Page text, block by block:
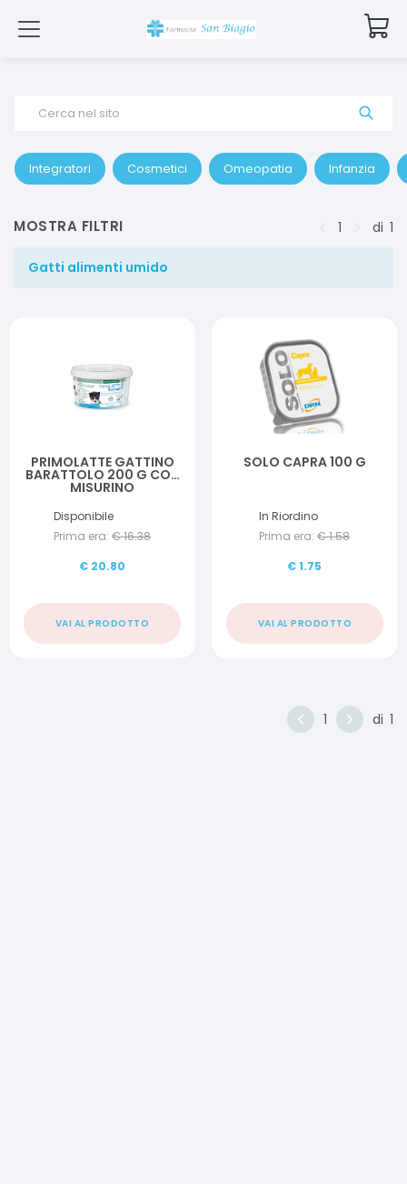
Cerca nel sito
Integratori Cosmetici Omeopatia Infanzia
MOSTRA FILTRI 1 di 1
Gatti alimenti umido
PRIMOLATTE GATTINO
BARATTOLO 200 G CON
MISURINO
Disponibile
Prima era: €16.38
€ 20.80
VAI AL PRODOTTO
SOLO CAPRA 100 G
In Riordino
Prima era: €1.58
€1.75
VAI AL PRODOTTO
1 di 1